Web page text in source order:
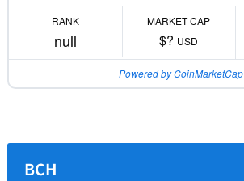
RANK
null
MARKET CAP
$? USD
Powered by CoinMarketCap
BCH